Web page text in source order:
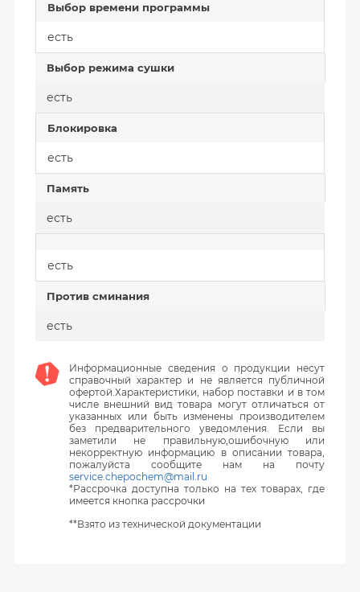
Выбор времени программы
есть
Выбор режима сушки
есть
Блокировка
есть
Память
есть
есть
Против сминания
есть
Информационные сведения о продукции несут
справочный характер и не является публичной
офертой.Характеристики, набор поставки и в том
числе внешний вид товара могут отличаться от
указанных или быть изменены производителем
без предварительного уведомления. Если вы
заметили не правильную,ошибочную или
некорректную информацию в описании товара,
пожалуйста сообщите нам на почту
service.chepochem@mail.ru
*Рассрочка доступна только на тех товарах, где
имеется кнопка рассрочки
**Взято из технической документации